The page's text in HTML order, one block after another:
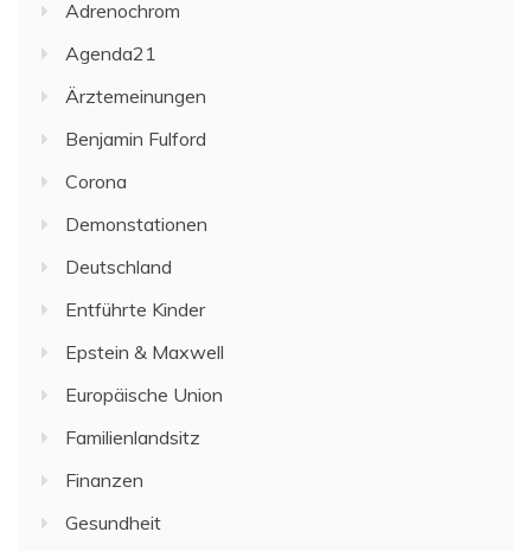
Adrenochrom
Agenda21
Ärztemeinungen
Benjamin Fulford
Corona
Demonstationen
Deutschland
Entführte Kinder
Epstein & Maxwell
Europäische Union
Familienlandsitz
Finanzen
Gesundheit